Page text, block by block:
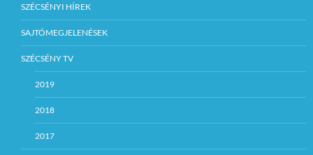
SZÉCSÉNYI HÍREK
SAJTÓMEGJELENÉSEK
SZÉCSÉNY TV
2019
2018
2017